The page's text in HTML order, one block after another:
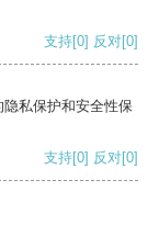
支持[0] 反对[0]
私保护和安全性保
支持[0] 反对[0]